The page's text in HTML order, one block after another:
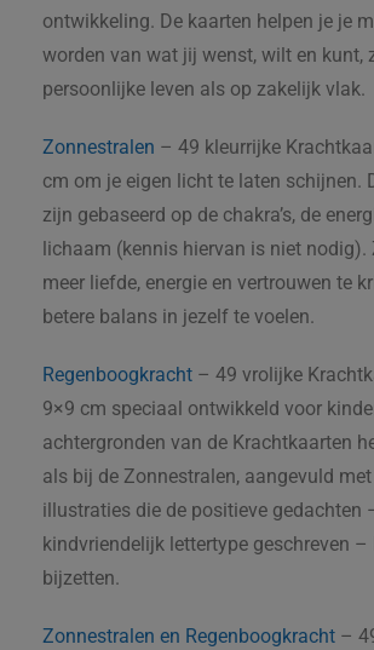
ontwikkeling. De kaarten helpen je je
worden van wat jij wenst, wilt en kunt,
persoonlijke leven als op zakelijk vlak.
Zonnestralen – 49 kleurrijke
cm om je eigen licht te laten schijnen.
zijn gebaseerd op de chakra’s, de
lichaam (kennis hiervan is niet nodig).
meer liefde, energie en vertrouwen te
betere balans in jezelf te voelen.
Regenboogkracht – 49 vrolijke
9×9 cm speciaal ontwikkeld voor
achtergronden van de Krachtkaarten
als bij de Zonnestralen, aangevuld
illustraties die de positieve gedachten
kindvriendelijk lettertype geschreven –
bijzetten.
Zonnestralen en Regenboogkracht –